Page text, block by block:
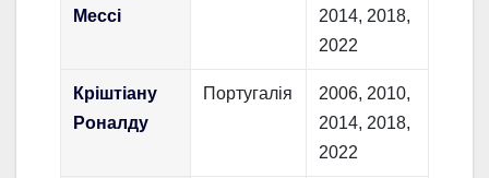
Мессі
2014, 2018,
2022
Кріштіану
Роналду
Португалія
2006, 2010,
2014, 2018,
2022